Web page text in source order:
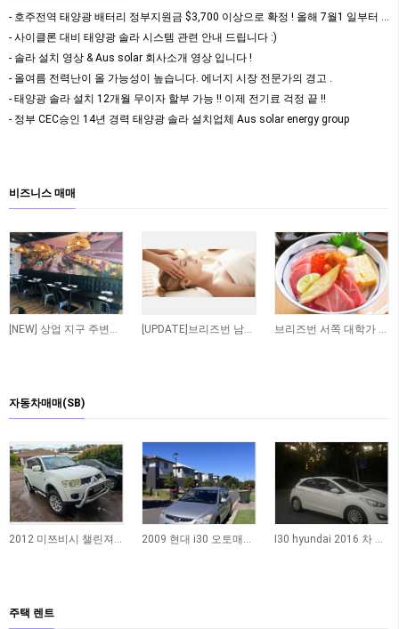
- 호주전역 태양광 배터리 정부지원금 $3,700 이상으로 확정 ! 올해 7월1 일부터 정식 …
- 사이클론 대비 태양광 솔라 시스템 관련 안내 드립니다 :)
- 솔라 설치 영상 & Aus solar 회사소개 영상 입니다 !
- 올여름 전력난이 올 가능성이 높습니다. 에너지 시장 전문가의 경고 .
- 태양광 솔라 설치 12개월 무이자 할부 가능 !! 이제 전기료 걱정 끝 !!
- 정부 CEC승인 14년 경력 태양광 솔라 설치업체 Aus solar energy group
비즈니스 매매
[NEW] 상업 지구 주변에 위치한 저렴한 렌트비의 수익률 좋은 타이 테이크 어웨이 샾 매… [UPDATE]브리즈번 남쪽 저렴한 렌트비 마사지 샾 브리즈번 서쪽 대학가 인근 일식당 매매 합니다
자동차매매(SB)
2012 미쯔비시 챌린져 4x4 자동 디젤 4기통 (RWC & REGO), 18만km 2009 현대 i30 오토매틱 실버 판매합니다 | $5,200 I30 hyundai 2016 차 팝니다!
주택 렌트